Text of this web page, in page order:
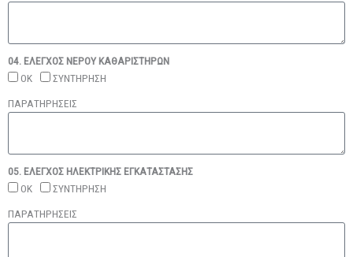
04. ΕΛΕΓΧΟΣ ΝΕΡΟΥ ΚΑΘΑΡΙΣΤΗΡΩΝ
ΟΚ
ΣΥΝΤΗΡΗΣΗ
ΠΑΡΑΤΗΡΗΣΕΙΣ
05. ΕΛΕΓΧΟΣ ΗΛΕΚΤΡΙΚΗΣ ΕΓΚΑΤΑΣΤΑΣΗΣ
ΟΚ
ΣΥΝΤΗΡΗΣΗ
ΠΑΡΑΤΗΡΗΣΕΙΣ